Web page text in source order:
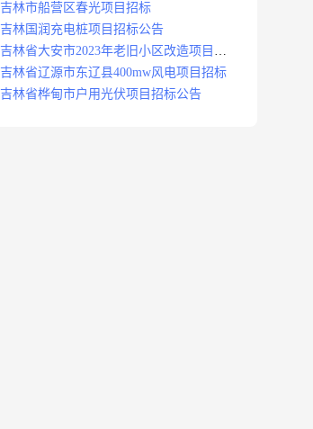
吉林市船营区春光项目招标
吉林国润充电桩项目招标公告
吉林省大安市2023年老旧小区改造项目招
标公告
吉林省辽源市东辽县400mw风电项目招标
吉林省桦甸市户用光伏项目招标公告